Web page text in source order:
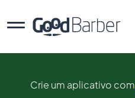
Crie um aplicativo com